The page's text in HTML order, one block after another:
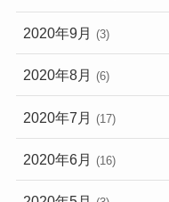
2020年9月 (3)
2020年8月 (6)
2020年7月 (17)
2020年6月 (16)